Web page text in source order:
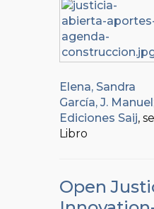
Elena, Sandra
García, J. Manuel
Ediciones Saij,
Libro
Open